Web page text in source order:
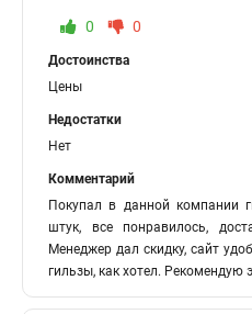
0 0
Достоинства
Цены
Недостатки
Нет
Комментарий
Покупал в данной компании
штук, все понравилось,
Менеджер дал скидку, сайт
гильзы, как хотел. Рекомендую